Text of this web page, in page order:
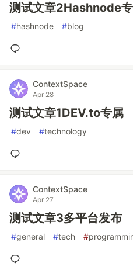
测试文章2Hashnode
#hashnode #blog
ContextSpace
Apr 28
测试文章1DEV.to专属
#dev #technology
ContextSpace
Apr 27
测试文章3多平台发布
#general #tech #